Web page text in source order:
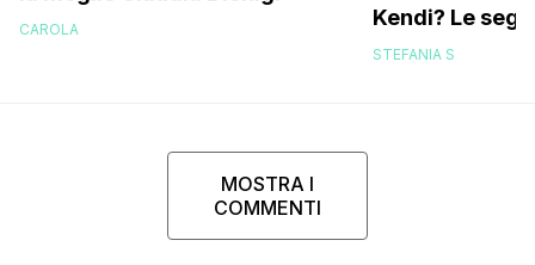
CAROLA
Kendi? Le
replica dell’ex
STEFANIA S
MOSTRA I
COMMENTI